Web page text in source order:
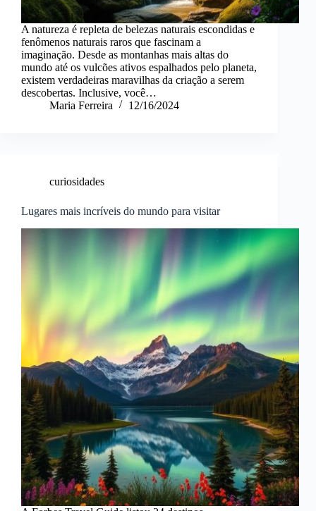
A natureza é repleta de belezas naturais escondidas e
fenômenos naturais raros que fascinam a
imaginação. Desde as montanhas mais altas do
mundo até os vulcões ativos espalhados pelo planeta,
existem verdadeiras maravilhas da criação a serem
descobertas. Inclusive, você…
Maria Ferreira
12/16/2024
curiosidades
Lugares mais incríveis do mundo para visitar